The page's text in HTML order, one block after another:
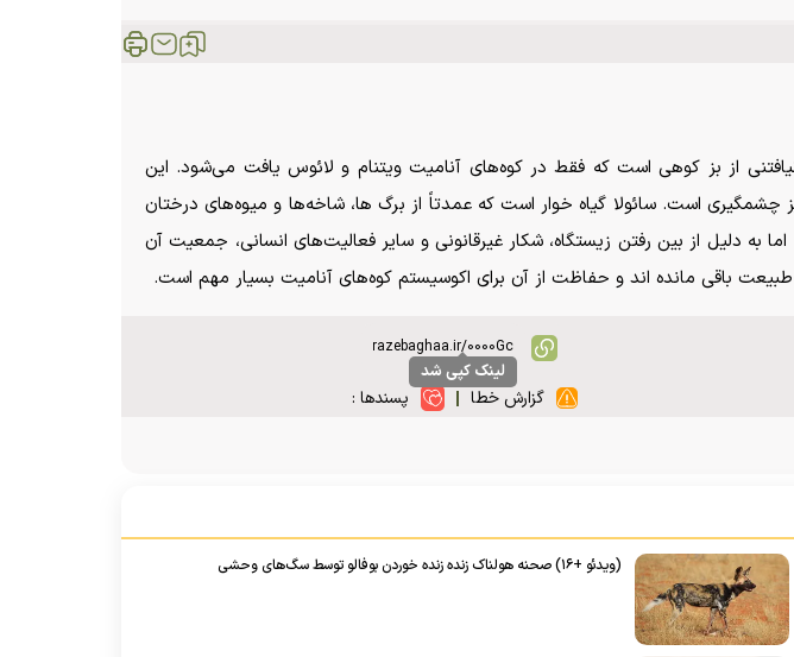
از بز کوهی است که فقط در کوه‌های آنامیت ویتنام و لائوس یافت می‌شود. این
و تیز چشمگیری است. سائولا گیاه خوار است که عمدتاً از برگ ها، شاخه‌ها و میوه‌های درختان
دلیل از بین رفتن زیستگاه، شکار غیرقانونی و سایر فعالیت‌های انسانی، جمعیت آن
باقی مانده اند و حفاظت از آن برای اکوسیستم کوه‌های آنامیت بسیار مهم است.
لینک کپی شد
گزارش خطا پسندها :
(ویدئو +۱۶) صحنه هولناک زنده زنده خوردن بوفالو توسط سگ‌های وحشی